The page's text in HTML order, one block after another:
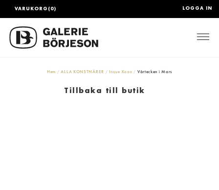
LOGGA IN
VARUKORG(0)
Hem ALLA KONSTNÄRER Inoue Kozo Vårtecken i Mars
Tillbaka till butik